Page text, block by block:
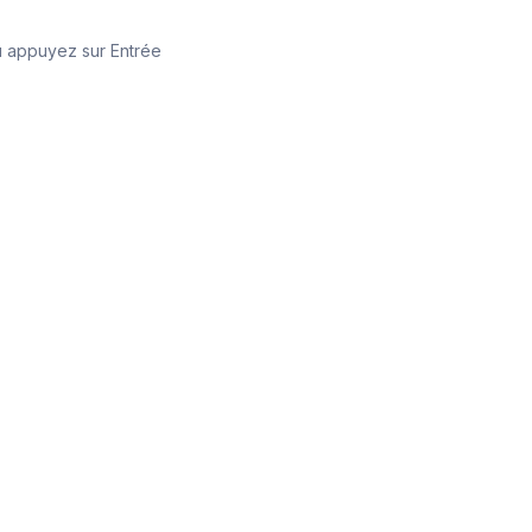
appuyez sur Entrée